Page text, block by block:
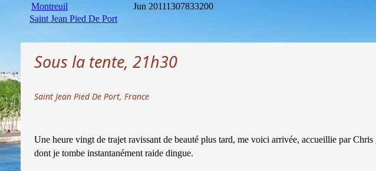
Montreuil
Jun 20111307833200
Saint Jean Pied De Port
Sous la tente, 21h30
Saint Jean Pied De Port, France
Une heure vingt de trajet ravissant de beauté plus tard, me voici arrivée, accueillie par
dont je tombe instantanément raide dingue.